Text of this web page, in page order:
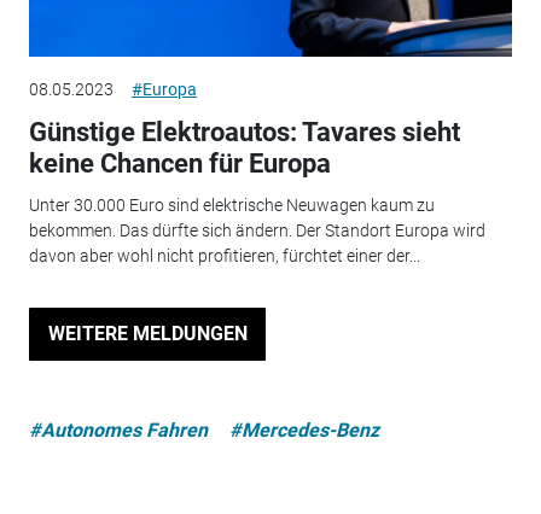
08.05.2023 #Europa
Günstige Elektroautos: Tavares sieht
keine Chancen für Europa
Unter 30.000 Euro sind elektrische Neuwagen kaum zu
bekommen. Das dürfte sich ändern. Der Standort Europa wird
davon aber wohl nicht profitieren, fürchtet einer der...
WEITERE MELDUNGEN
#Autonomes Fahren #Mercedes-Benz